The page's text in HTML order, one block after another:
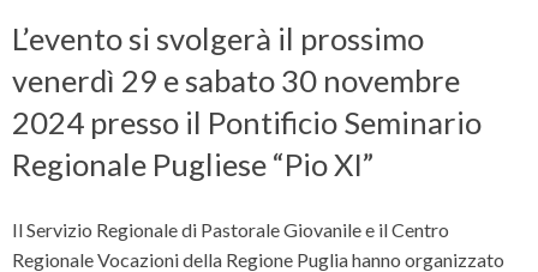
L’evento si svolgerà il prossimo
venerdì 29 e sabato 30 novembre
2024 presso il Pontificio Seminario
Regionale Pugliese “Pio XI”
Il Servizio Regionale di Pastorale Giovanile e il Centro
Regionale Vocazioni della Regione Puglia hanno organizzato